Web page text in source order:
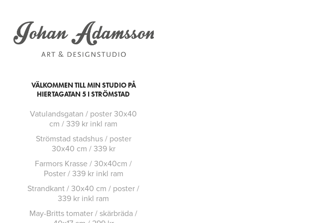
VÄLKOMMEN TILL MIN STUDIO PÅ
HIERTAGATAN 5 I STRÖMSTAD
Vatulandsgatan / poster 30x40
cm / 339 kr inkl ram
Strömstad stadshus / poster
30x40 cm / 339 kr
Farmors Krasse / 30x40cm /
Poster / 339 kr inkl ram
Strandkant / 30x40 cm / poster /
339 kr inkl ram
May-Britts tomater / skärbräda /